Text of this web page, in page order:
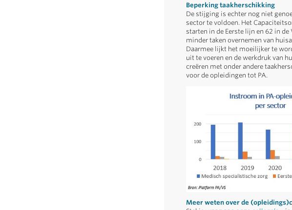
Beperking taakherschikking
De stijging is echter nog niet
sector te voldoen. Het
starten in de Eerste lijn en 62 in
minder taken overnemen van
Daarmee lijkt het moeilijker te
uit te voeren en de werkdruk van
creëren met onder andere
voor de opleidingen tot PA.
Meer weten over de